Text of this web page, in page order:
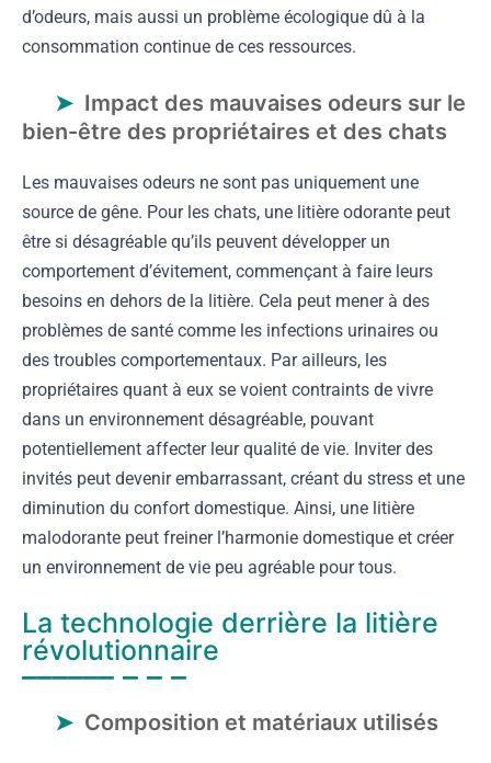
d’odeurs, mais aussi un problème écologique dû à la
consommation continue de ces ressources.
Impact des mauvaises odeurs sur le
bien-être des propriétaires et des chats
Les mauvaises odeurs ne sont pas uniquement une
source de gêne. Pour les chats, une litière odorante peut
être si désagréable qu’ils peuvent développer un
comportement d’évitement, commençant à faire leurs
besoins en dehors de la litière. Cela peut mener à des
problèmes de santé comme les infections urinaires ou
des troubles comportementaux. Par ailleurs, les
propriétaires quant à eux se voient contraints de vivre
dans un environnement désagréable, pouvant
potentiellement affecter leur qualité de vie. Inviter des
invités peut devenir embarrassant, créant du stress et une
diminution du confort domestique. Ainsi, une litière
malodorante peut freiner l’harmonie domestique et créer
un environnement de vie peu agréable pour tous.
La technologie derrière la litière
révolutionnaire
Composition et matériaux utilisés